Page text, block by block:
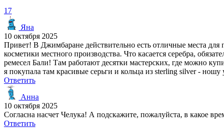
17
Яна
10 октября 2025
Привет! В Джимбаране действительно есть отличные места
косметики местного производства. Что касается серебра,
ремесел Бали! Там работают десятки мастерских, где можно
я покупала там красивые серьги и кольца из sterling silver - ношу
Ответить
Анна
10 октября 2025
Согласна насчет Челука! А подскажите, пожалуйста, в какое
Ответить